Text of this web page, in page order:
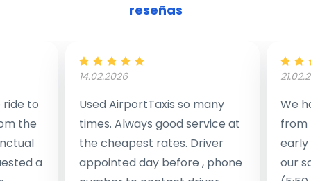
reseñas
to
the
a
14.02.2026
Used AirportTaxis so many
times. Always good service at
the cheapest rates. Driver
appointed day before , phone
We
from
early
our